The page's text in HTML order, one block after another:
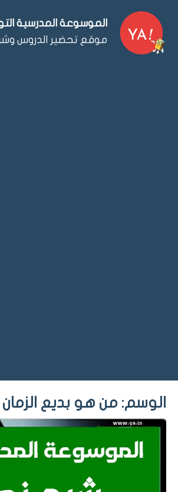
content
الموسوعة المدرسية
موقع تحضير الدروس
الوسم: من هو بديع